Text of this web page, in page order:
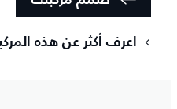
اعرف أكثر عن هذه